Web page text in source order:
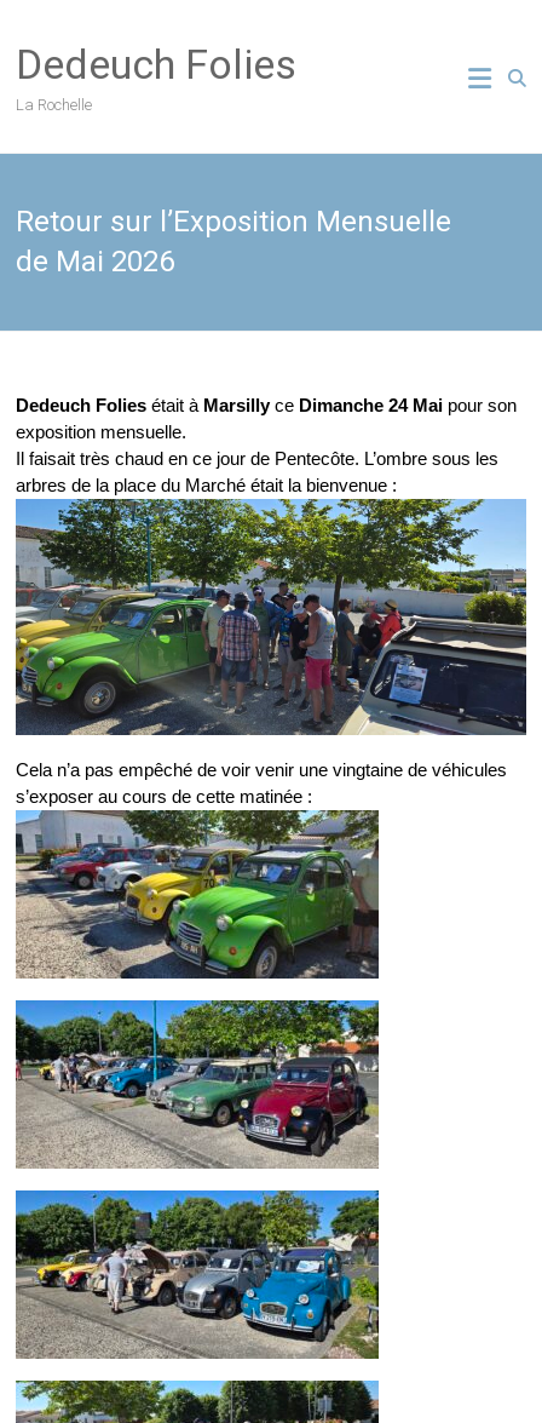
content
Dedeuch Folies
La Rochelle
Retour sur l’Exposition Mensuelle
de Mai 2026
Dedeuch Folies était à Marsillyce Dimanche 24 Mai pour son
exposition mensuelle.
Il faisait très chaud en ce jour de Pentecôte. L’ombre sous les
arbres de la place du Marché était la bienvenue :
Cela n’a pas empêché de voir venir une vingtaine de véhicules
s’exposer au cours de cette matinée :